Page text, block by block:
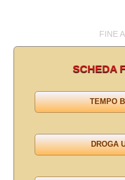
FINE
SCHEDA